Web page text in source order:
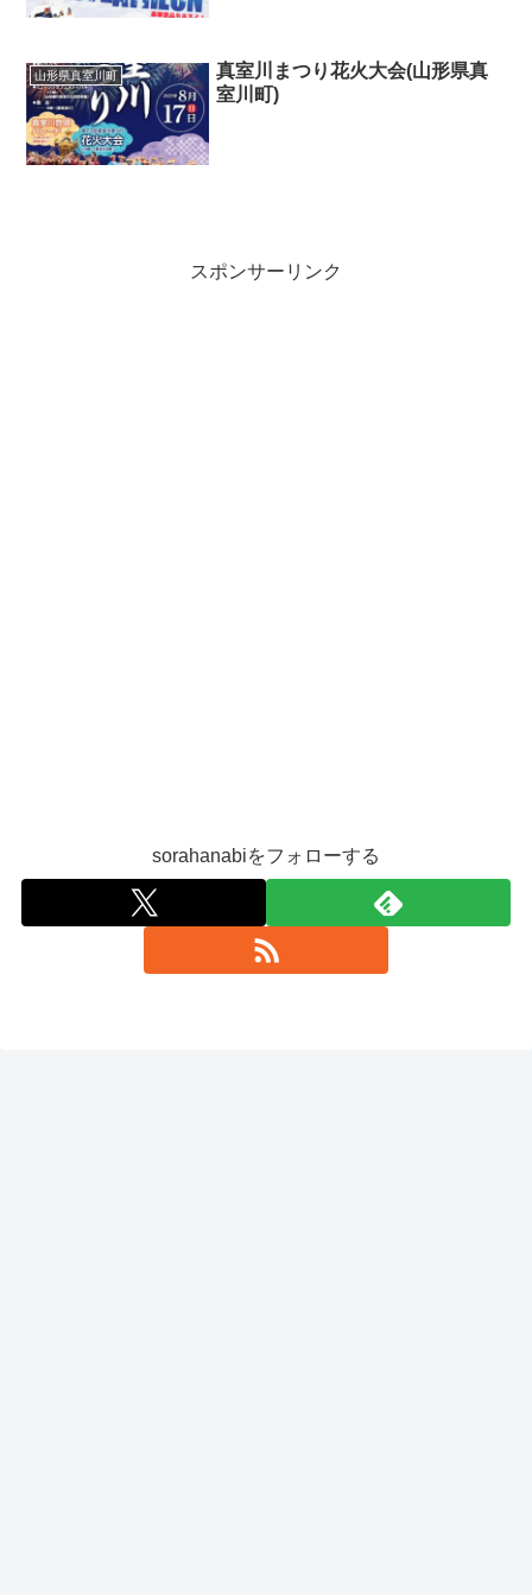
山形県真室川町
真室川まつり花火大会(山形県真
室川町)
スポンサーリンク
sorahanabiをフォローする